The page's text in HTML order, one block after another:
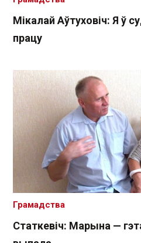
Мікалай Аўтуховіч: Я ў
працу
Статкевіч: Марына —
Грамадства